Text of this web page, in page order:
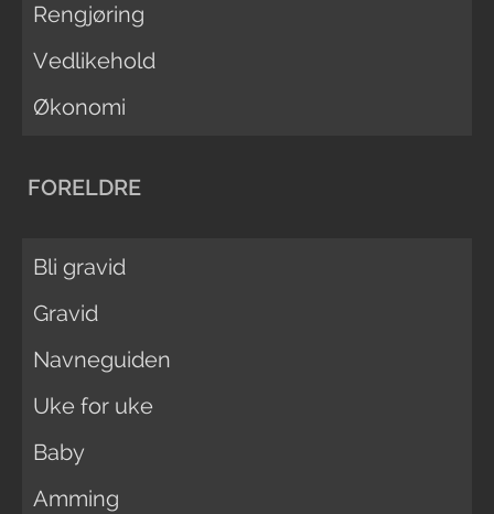
Rengjøring
Vedlikehold
Økonomi
FORELDRE
Bli gravid
Gravid
Navneguiden
Uke for uke
Baby
Amming